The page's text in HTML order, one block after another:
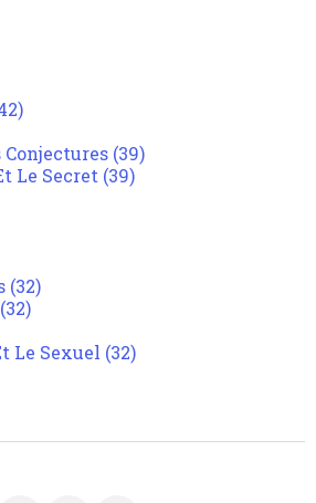
Conjectures (39)
Le Secret (39)
(32)
(32)
Le Sexuel (32)